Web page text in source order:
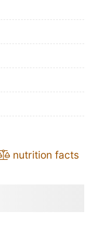
nutrition facts